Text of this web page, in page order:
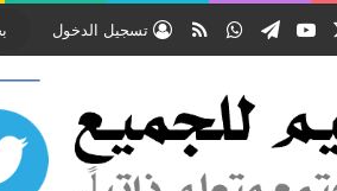
‫X
‫YouTube
تيلقرامواتسابملخص الموقع RSS
تسجيل الدخول